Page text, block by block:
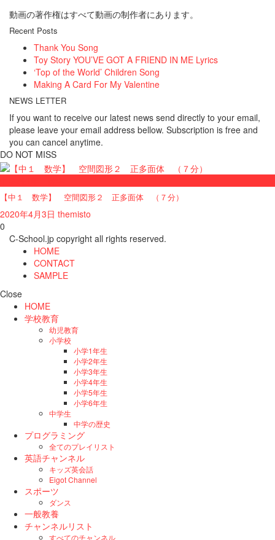
動画の著作権はすべて動画の制作者にあります。
Recent Posts
Thank You Song
Toy Story YOU’VE GOT A FRIEND IN ME Lyrics
‘Top of the World’ Children Song
Making A Card For My Valentine
NEWS LETTER
If you want to receive our latest news send directly to your email,
please leave your email address bellow. Subscription is free and
you can cancel anytime.
DO NOT MISS
【中１ 数学】 空間図形２ 正多面体 （７分）
2020年4月3日 themisto
0
C-School.jp copyright all rights reserved.
HOME
CONTACT
SAMPLE
Close
HOME
学校教育
幼児教育
小学校
小学1年生
小学2年生
小学3年生
小学4年生
小学5年生
小学6年生
中学生
中学の歴史
プログラミング
全てのプレイリスト
英語チャンネル
キッズ英会話
Eigot Channel
スポーツ
ダンス
一般教養
チャンネルリスト
すべてのチャンネル